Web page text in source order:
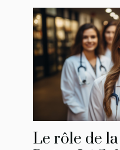
Le rôle de